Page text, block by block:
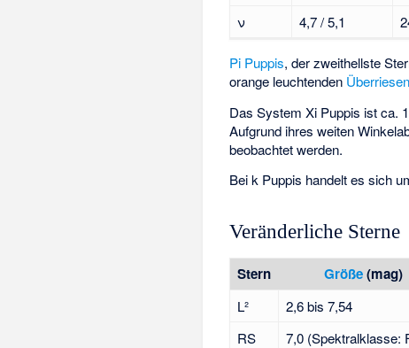
ν
4,7 / 5,1
Pi Puppis, der zweithellste
orange leuchtenden Überriesen
Das SystemXi Puppis ist ca.
Aufgrund ihres weiten
beobachtet werden.
Bei k Puppis handelt es sich
Veränderliche Sterne
Stern Größe(mag)
L² 2,6 bis 7,54
RS
7,0 (Spektralklasse: